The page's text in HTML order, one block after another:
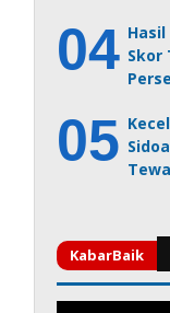
Hasil
Skor